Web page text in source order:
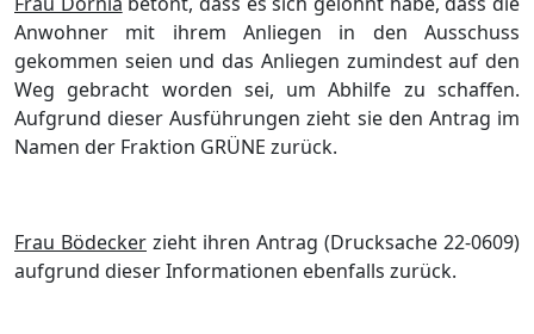
Anwohner mit ihrem Anliegen in den Ausschuss
gekommen seien und das Anliegen zumindest auf den
Weg gebracht worden sei, um Abhilfe zu schaffen.
Aufgrund dieser Ausführungen zieht sie den Antrag im
Namen der Fraktion GRÜNE zurück.
Frau Bödecker zieht ihren Antrag (Drucksache 22-0609)
aufgrund dieser Informationen ebenfalls zurück.